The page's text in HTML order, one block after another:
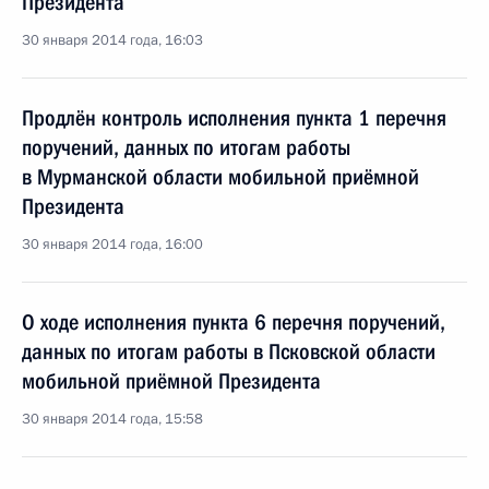
30 января 2014 года, 16:03
Продлён контроль исполнения пункта 1 перечня
поручений, данных по итогам работы
в Мурманской области мобильной приёмной
Президента
30 января 2014 года, 16:00
О ходе исполнения пункта 6 перечня поручений,
данных по итогам работы в Псковской области
мобильной приёмной Президента
30 января 2014 года, 15:58